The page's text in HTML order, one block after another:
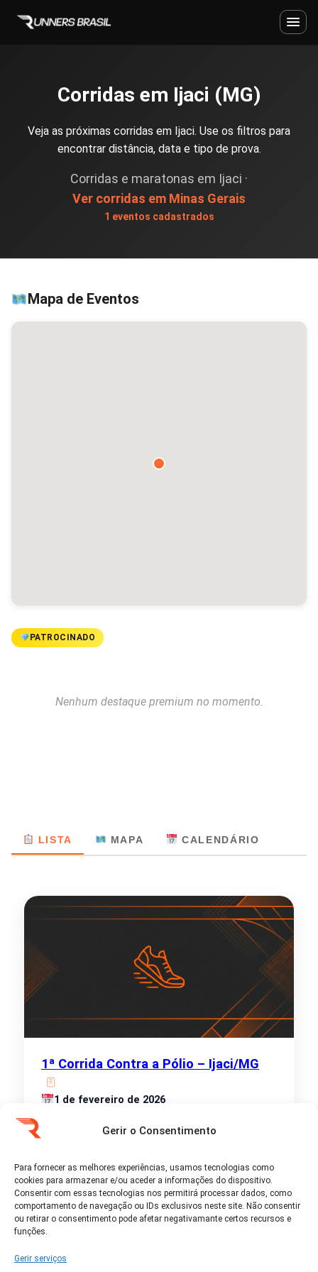
Gerir o Consentimento
Para fornecer as melhores experiências, usamos tecnologias como
cookies para armazenar e/ou aceder a informações do dispositivo.
Consentir com essas tecnologias nos permitirá processar dados, como
comportamento de navegação ou IDs exclusivos neste site. Não consentir
ou retirar o consentimento pode afetar negativamante certos recursos e
funções.
Gerir serviços
Corridas em Ijaci (MG)
Veja as próximas corridas em Ijaci. Use os filtros para
encontrar distância, data e tipo de prova.
Corridas e maratonas em Ijaci ·
Ver corridas em Minas Gerais
1 eventos cadastrados
Mapa de Eventos
PATROCINADO
Nenhum destaque premium no momento.
LISTA MAPA CALENDÁRIO
1ª Corrida Contra a Pólio – Ijaci/MG
1 de fevereiro de 2026
percurso de Corrida 5km e…
Ver detalhes